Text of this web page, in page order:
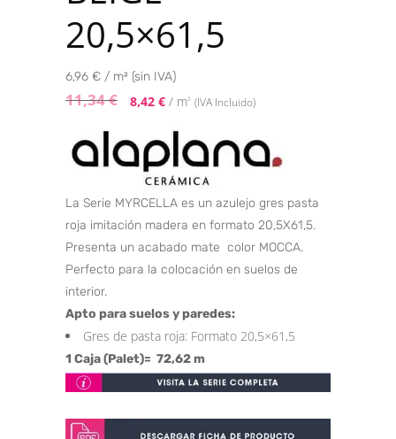
20,5×61,5
6,96 € / m² (sin IVA)
11,34€ 8,42 € / m2 (IVA Incluido)
La Serie MYRCELLA es un azulejo gres pasta
roja imitación madera en formato 20,5X61,5.
Presenta un acabado mate color MOCCA.
Perfecto para la colocación en suelos de
interior.
Apto para suelos y paredes:
Gres de pasta roja: Formato 20,5×61,5
1 Caja (Palet)= 72,62 m